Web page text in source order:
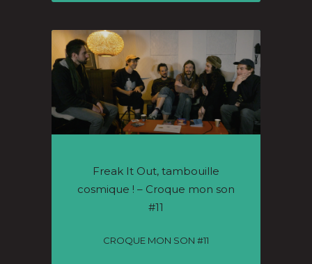
Freak It Out, tambouille
cosmique ! – Croque mon son
#11
CROQUE MON SON #11